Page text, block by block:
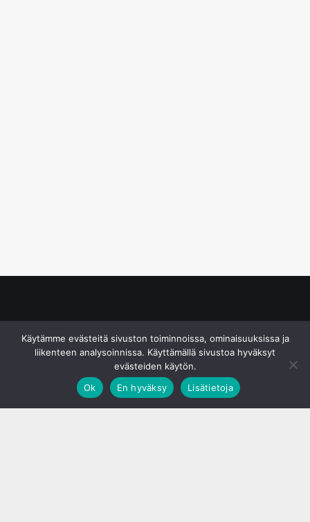
Käytämme evästeitä sivuston toiminnoissa, ominaisuuksissa ja
liikenteen analysoinnissa. Käyttämällä sivustoa hyväksyt
evästeiden käytön.
Ok
En hyväksy Lisätietoja